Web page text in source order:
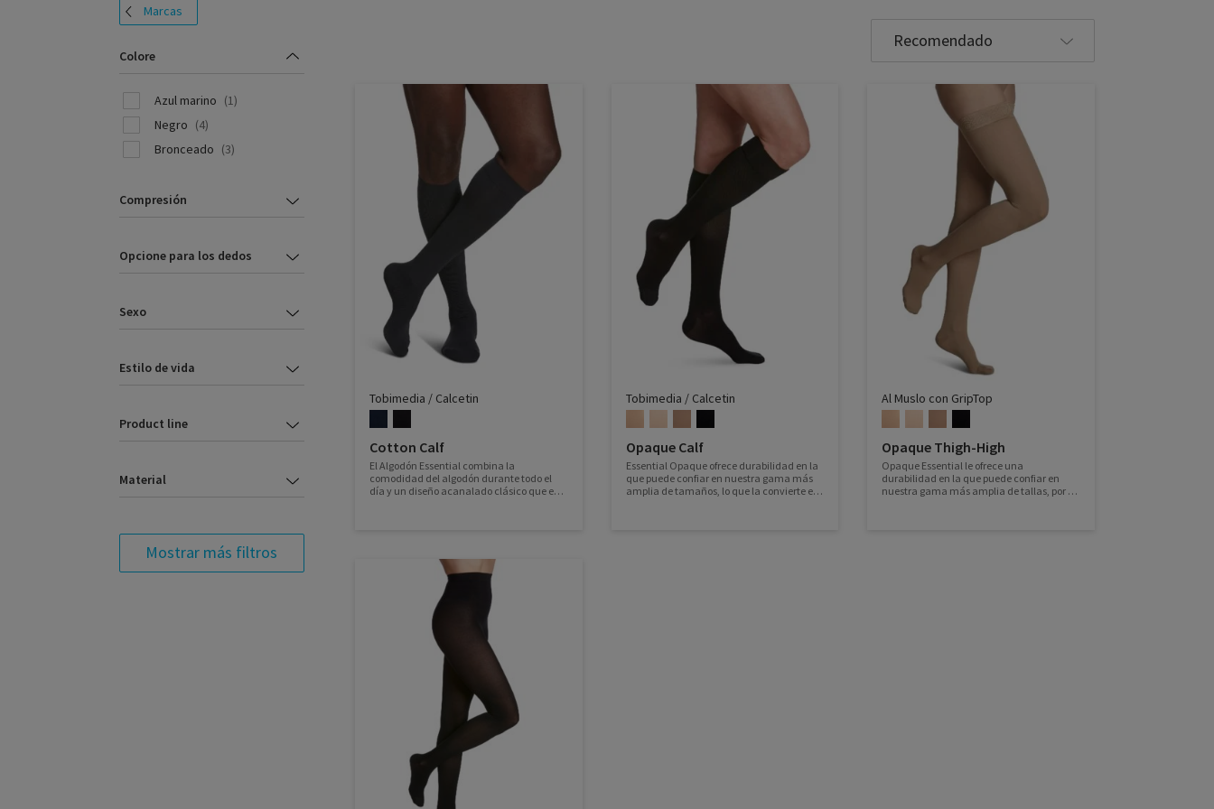
Tobimedia / Calcetin
Cotton Calf
El Algodón Essential combina la
comodidad del algodón durante todo el
día y un diseño acanalado clásico que es
Tobimedia / Calcetin
Opaque Calf
Essential Opaque ofrece durabilidad en la
que puede confiar en nuestra gama más
amplia de tamaños, lo que la convierte en
Al Muslo con GripTop
Opaque Thigh-High
Opaque Essential le ofrece una
durabilidad en la que puede confiar en
nuestra gama más amplia de tallas, por lo
Marcas
Colore
Azul marino (1)
Negro (4)
Bronceado (3)
Compresión
Opcione para los dedos
Sexo
Estilo de vida
Product line
Material
Mostrar más filtros